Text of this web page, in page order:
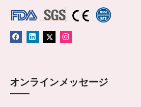
オンラインメッセージ